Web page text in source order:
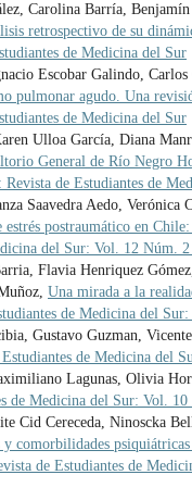
Carolina Barría,
retrospectivo de su
de Medicina del Sur
Escobar Galindo,
pulmonar agudo. Una
de Medicina del Sur
Ulloa García, Diana
General de Río Negro
de Estudiantes de
Saavedra Aedo,
estrés postraumático en
del Sur: Vol. 12 Núm.
Flavia Henriquez
Una mirada a la
de Medicina del
Gustavo Guzman,
Estudiantes de Medicina del
Lagunas, Olivia
de Medicina del Sur: Vol.
Cid Cereceda, Ninoscka
comorbilidades
de Estudiantes de